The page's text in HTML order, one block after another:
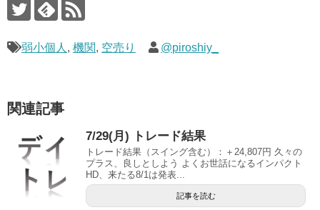
弱小個人 , 機関, 空売り @piroshiy_
関連記事
7/29(月) トレード結果
トレード結果（スイング含む）：＋24,807円 久々の
プラス、良しとしよう よくお世話になるインパクト
HD、来たる8/1は発表...
記事を読む